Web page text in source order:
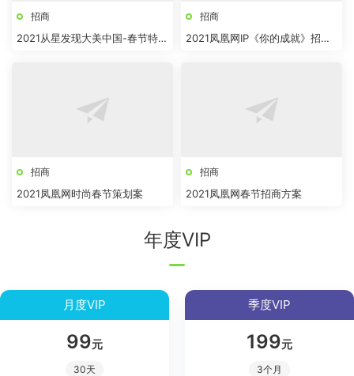
招商
2021从星发现大美中国-春节特
招商
2021凤凰网IP《你的成就》招商
招商
2021凤凰网时尚春节策划案
招商
2021凤凰网春节招商方案
年度VIP
月度VIP
99元
30天
季度VIP
199元
3个月